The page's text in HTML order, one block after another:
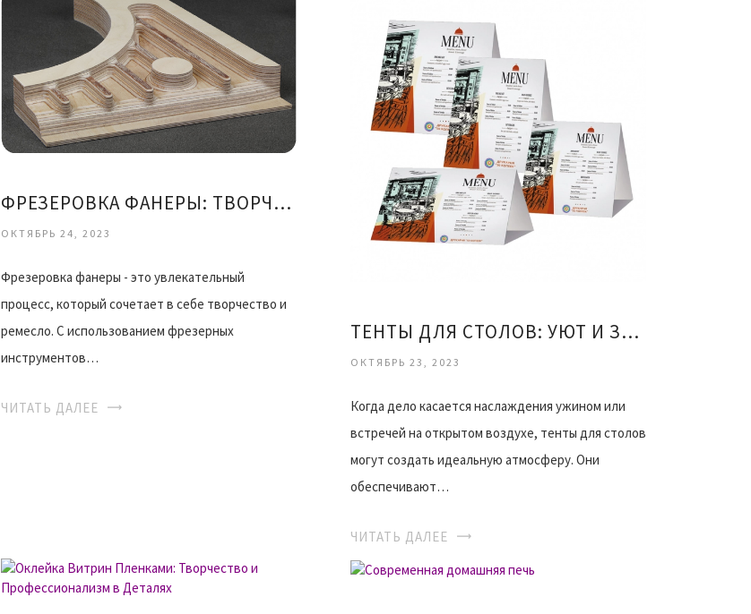
ФРЕЗЕРОВКА ФАНЕРЫ: ТВОРЧЕСТВО И РЕМЕСЛО
ОКТЯБРЬ 24, 2023
Фрезеровка фанеры - это увлекательный
процесс, который сочетает в себе творчество и
ремесло. С использованием фрезерных
инструментов…
ЧИТАТЬ ДАЛЕЕ
ТЕНТЫ ДЛЯ СТОЛОВ: УЮТ И ЗАЩИТА НА ОТКРЫТОМ ВОЗДУХЕ
ОКТЯБРЬ 23, 2023
Когда дело касается наслаждения ужином или
встречей на открытом воздухе, тенты для столов
могут создать идеальную атмосферу. Они
обеспечивают…
ЧИТАТЬ ДАЛЕЕ